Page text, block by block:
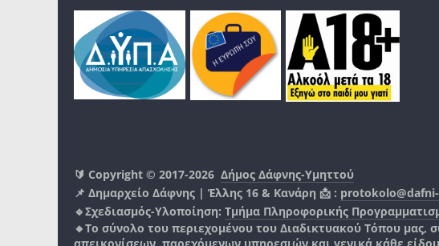
🔰 Copyright © 2017-2026 Δήμος Δάφνης-Υμηττού
📌 Δημαρχείο Δάφνης | Έλλης 16 & Κανάρη 📩 :
🔹Σχεδιασμός-Υλοποίηση: Τμήμα Πληροφορικής
🔸Το σύνολο του περιεχομένου του Διαδικτυακού Τόπου